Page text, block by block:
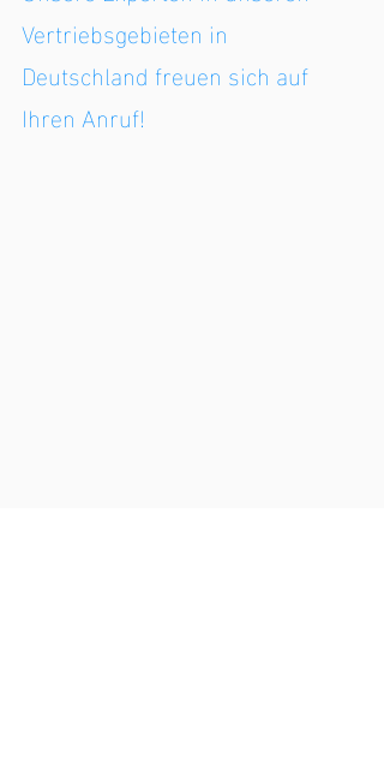
Vertriebsgebieten in
Deutschland freuen sich auf
Ihren Anruf!